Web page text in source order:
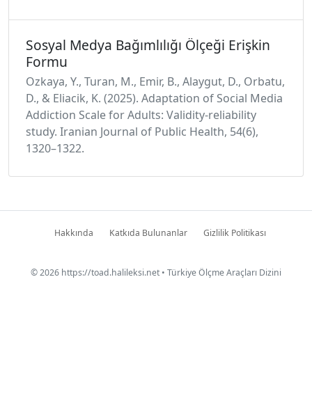
Sosyal Medya Bağımlılığı Ölçeği Erişkin
Formu
Ozkaya, Y., Turan, M., Emir, B., Alaygut, D., Orbatu,
D., & Eliacik, K. (2025). Adaptation of Social Media
Addiction Scale for Adults: Validity-reliability
study. Iranian Journal of Public Health, 54(6),
1320–1322.
Hakkında Katkıda Bulunanlar Gizlilik Politikası
© 2026 https://toad.halileksi.net • Türkiye Ölçme Araçları Dizini